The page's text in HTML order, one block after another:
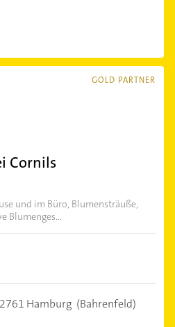
GOLD PARTNER
Cornils
und im Büro, Blumensträuße,
Blumenges...
Hamburg (Bahrenfeld)